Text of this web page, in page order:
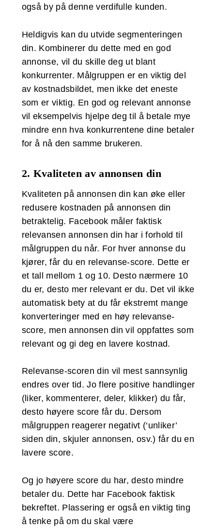
også by på denne verdifulle kunden.
Heldigvis kan du utvide segmenteringen
din. Kombinerer du dette med en god
annonse, vil du skille deg ut blant
konkurrenter. Målgruppen er en viktig del
av kostnadsbildet, men ikke det eneste
som er viktig. En god og relevant annonse
vil eksempelvis hjelpe deg til å betale mye
mindre enn hva konkurrentene dine betaler
for å nå den samme brukeren.
2. Kvaliteten av annonsen din
Kvaliteten på annonsen din kan øke eller
redusere kostnaden på annonsen din
betraktelig. Facebook måler faktisk
relevansen annonsen din har i forhold til
målgruppen du når. For hver annonse du
kjører, får du en relevanse-score. Dette er
et tall mellom 1 og 10. Desto nærmere 10
du er, desto mer relevant er du. Det vil ikke
automatisk bety at du får ekstremt mange
konverteringer med en høy relevanse-
score, men annonsen din vil oppfattes som
relevant og gi deg en lavere kostnad.
Relevanse-scoren din vil mest sannsynlig
endres over tid. Jo flere positive handlinger
(liker, kommenterer, deler, klikker) du får,
desto høyere score får du. Dersom
målgruppen reagerer negativt (‘unliker’
siden din, skjuler annonsen, osv.) får du en
lavere score.
Og jo høyere score du har, desto mindre
betaler du. Dette har Facebook faktisk
bekreftet. Plassering er også en viktig ting
å tenke på om du skal være